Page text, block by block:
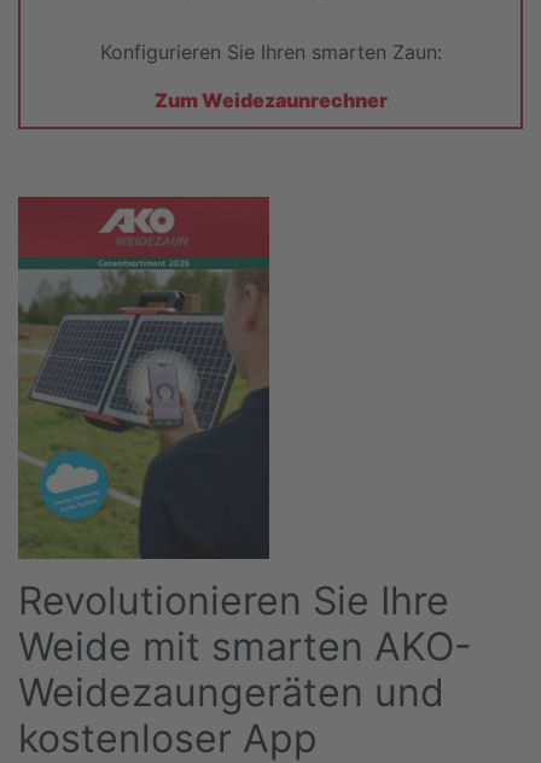
Konfigurieren Sie Ihren smarten Zaun:
Zum Weidezaunrechner
Revolutionieren Sie Ihre
Weide mit smarten AKO-
Weidezaungeräten und
kostenloser App